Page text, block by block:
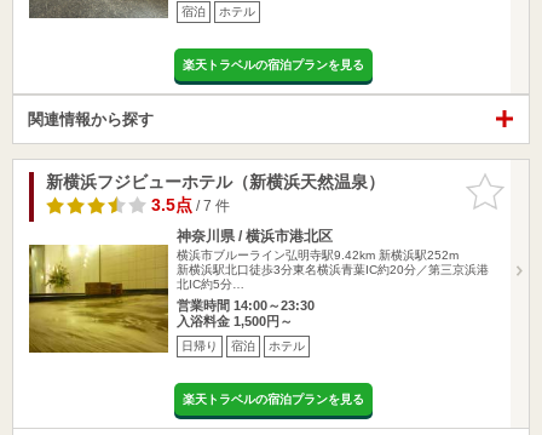
宿泊 ホテル
楽天トラベルの宿泊プランを見る
関連情報から探す
お気に入
りに追加
新横浜フジビューホテル（新横浜天然温泉）
3.5点/ 7 件
神奈川県 / 横浜市港北区
横浜市ブルーライン弘明寺駅9.42km 新横浜駅252m
新横浜駅北口徒歩3分東名横浜青葉IC約20分／第三京浜港
北IC約5分…
営業時間 14:00～23:30
入浴料金 1,500円～
日帰り 宿泊 ホテル
楽天トラベルの宿泊プランを見る